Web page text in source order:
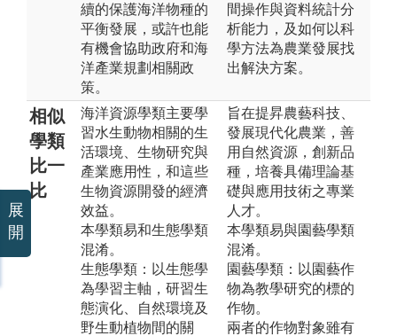
續的保護海洋物種的
平衡發展，或許也能
有機會協助政府和海
洋產業規劃相關政
策。
間操作與資料統計分
析能力，及如何以科
學方法為農業發展找
出解決方案。
相似
學類
比一
比
海洋資源學類主要學
習水生動物相關的生
活環境、生物研究與
產業應用性，和這些
生物資源開發的經濟
效益。
本學類易和生態學類
混淆。
生態學類：以生態學
為學習主軸，研習生
態演化、自然環境及
野生動植物間的關
旨在提昇農藝科技、
發展現代化農業，善
用自然資源，創新品
種，培養具備理論基
礎與應用技術之專業
人才。
本學類易與園藝學類
混淆。
園藝學類：以園藝作
物為教學研究的標的
作物。
兩者的作物對象雖有
展
開